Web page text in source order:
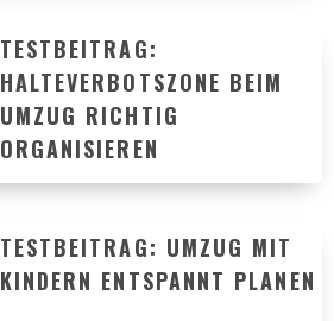
TESTBEITRAG:
HALTEVERBOTSZONE BEIM
UMZUG RICHTIG
ORGANISIEREN
TESTBEITRAG: UMZUG MIT
KINDERN ENTSPANNT PLANEN